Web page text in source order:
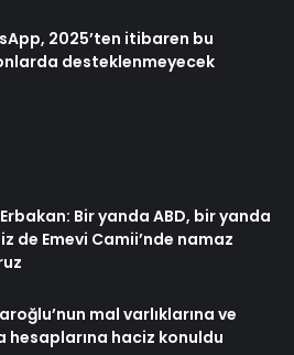
2025’ten itibaren bu
desteklenmeyecek
Bir yanda ABD, bir yanda
de Emevi Camii’nde namaz
mal varlıklarına ve
hesaplarına haciz konuldu